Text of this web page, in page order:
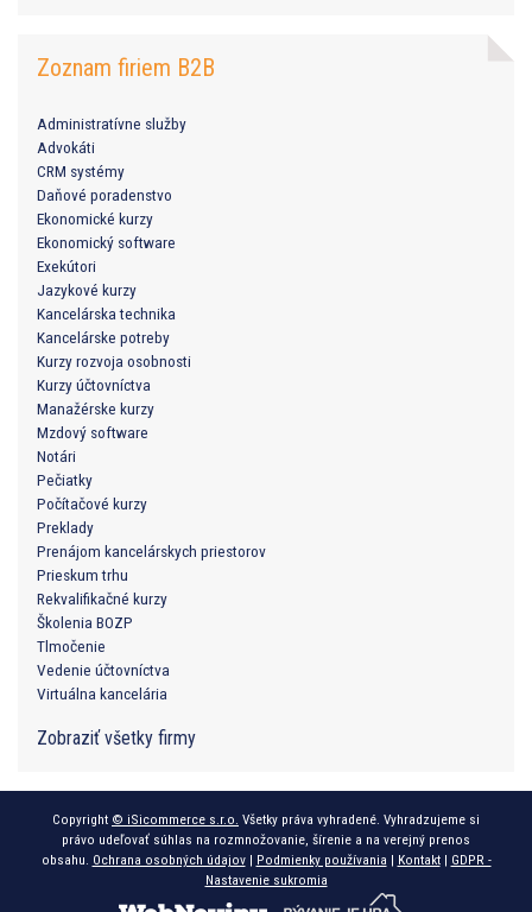
Zoznam firiem B2B
Administratívne služby
Advokáti
CRM systémy
Daňové poradenstvo
Ekonomické kurzy
Ekonomický software
Exekútori
Jazykové kurzy
Kancelárska technika
Kancelárske potreby
Kurzy rozvoja osobnosti
Kurzy účtovníctva
Manažérske kurzy
Mzdový software
Notári
Pečiatky
Počítačové kurzy
Preklady
Prenájom kancelárskych priestorov
Prieskum trhu
Rekvalifikačné kurzy
Školenia BOZP
Tlmočenie
Vedenie účtovníctva
Virtuálna kancelária
Zobraziť všetky firmy
Copyright © iSicommerce s.r.o. Všetky práva vyhradené. Vyhradzujeme si
právo udeľovať súhlas na rozmnožovanie, šírenie a na verejný prenos
obsahu. Ochrana osobných údajov| Podmienky používania | Kontakt| GDPR -
Nastavenie sukromia